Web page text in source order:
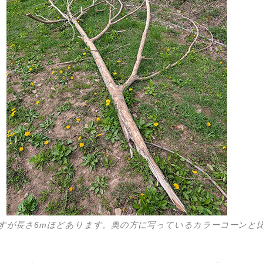
が長さ6mほどあります。奥の方に写っているカラーコーンと